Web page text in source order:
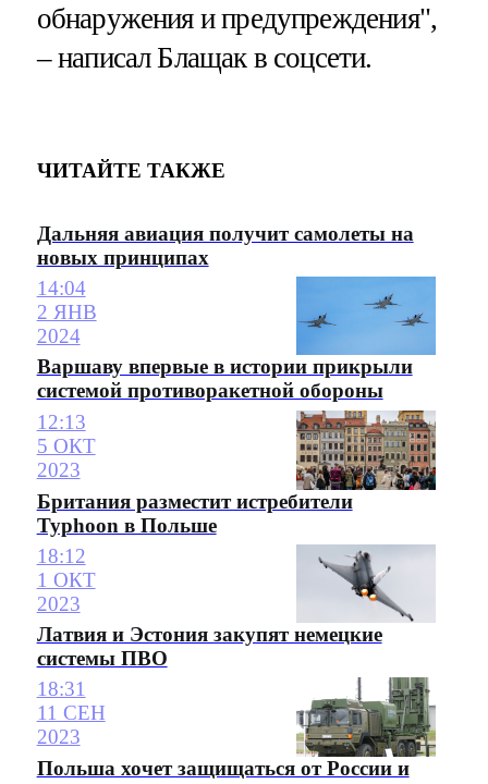
обнаружения и предупреждения",
– написал Блащак в соцсети.
ЧИТАЙТЕ ТАКЖЕ
Дальняя авиация получит самолеты на
новых принципах
14:04
2 ЯНВ
2024
Варшаву впервые в истории прикрыли
системой противоракетной обороны
12:13
5 ОКТ
2023
Британия разместит истребители
Typhoon в Польше
18:12
1 ОКТ
2023
Латвия и Эстония закупят немецкие
системы ПВО
18:31
11 СЕН
2023
Польша хочет защищаться от России и